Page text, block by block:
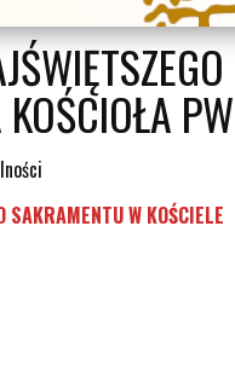
SAKRAMENTU W KOŚCIELE